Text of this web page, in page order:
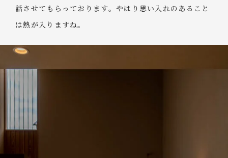
話させてもらっております。やはり思い入れのあること
は熱が入りますね。